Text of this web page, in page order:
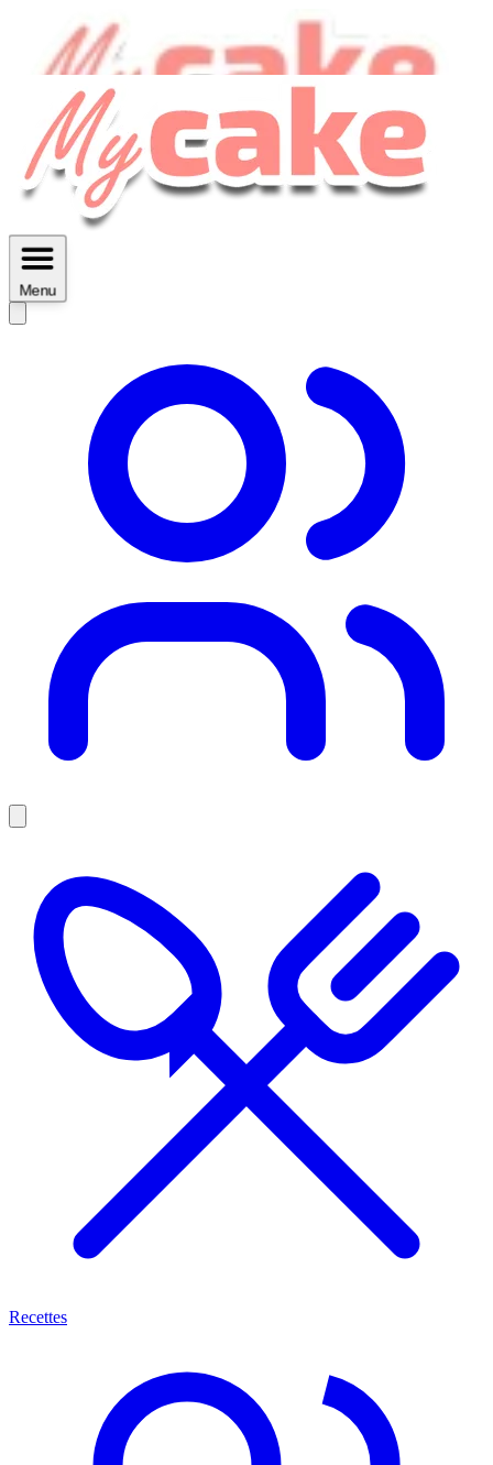
MyCake Academy c'est :
des fiches imprimables ...
Découvrir
Menu
Recettes